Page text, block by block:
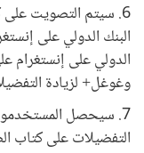
6. سيتم التصويت
البنك الدولي على
الدولي على إنستغرام
وغوغل+ لزيادة
7. سيحصل
التفضيلات على كتاب